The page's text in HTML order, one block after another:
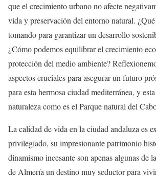
que el crecimiento urbano no afecte
vida y preservación del entorno natural. ¿Qué
tomando para garantizar un desarrollo
¿Cómo podemos equilibrar el crecimiento
protección del medio ambiente?
aspectos cruciales para asegurar un futuro
para esta hermosa ciudad mediterránea, y
naturaleza como es el Parque natural del
La calidad de vida en la ciudad andaluza es
privilegiado, su impresionante patrimonio
dinamismo incesante son apenas algunas de
de Almería un destino muy seductor para